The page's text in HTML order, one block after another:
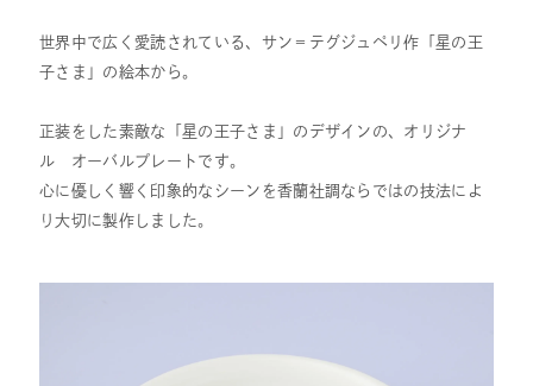
世界中で広く愛読されている、サン＝テグジュペリ作「星の王
子さま」の絵本から。
正装をした素敵な「星の王子さま」のデザインの、オリジナ
ル オーバルプレートです。
心に優しく響く印象的なシーンを香蘭社調ならではの技法によ
り大切に製作しました。